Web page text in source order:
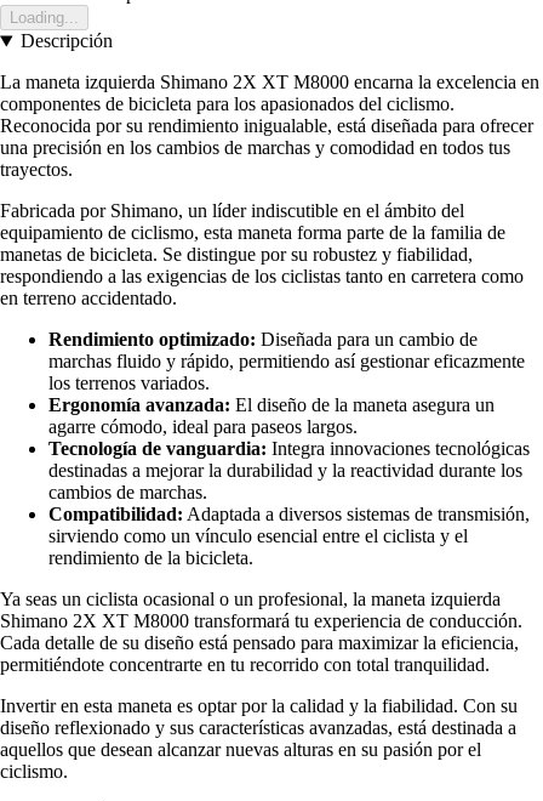
Loading...
Descripción
La maneta izquierda Shimano 2X XT M8000 encarna la excelencia en
componentes de bicicleta para los apasionados del ciclismo.
Reconocida por su rendimiento inigualable, está diseñada para ofrecer
una precisión en los cambios de marchas y comodidad en todos tus
trayectos.
Fabricada por Shimano, un líder indiscutible en el ámbito del
equipamiento de ciclismo, esta maneta forma parte de la familia de
manetas de bicicleta. Se distingue por su robustez y fiabilidad,
respondiendo a las exigencias de los ciclistas tanto en carretera como
en terreno accidentado.
Rendimiento optimizado: Diseñada para un cambio de
marchas fluido y rápido, permitiendo así gestionar eficazmente
los terrenos variados.
Ergonomía avanzada: El diseño de la maneta asegura un
agarre cómodo, ideal para paseos largos.
Tecnología de vanguardia: Integra innovaciones tecnológicas
destinadas a mejorar la durabilidad y la reactividad durante los
cambios de marchas.
Compatibilidad: Adaptada a diversos sistemas de transmisión,
sirviendo como un vínculo esencial entre el ciclista y el
rendimiento de la bicicleta.
Ya seas un ciclista ocasional o un profesional, la maneta izquierda
Shimano 2X XT M8000 transformará tu experiencia de conducción.
Cada detalle de su diseño está pensado para maximizar la eficiencia,
permitiéndote concentrarte en tu recorrido con total tranquilidad.
Invertir en esta maneta es optar por la calidad y la fiabilidad. Con su
diseño reflexionado y sus características avanzadas, está destinada a
aquellos que desean alcanzar nuevas alturas en su pasión por el
ciclismo.